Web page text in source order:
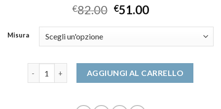
€82.00 €51.00
Misura
AGGIUNGI AL CARRELLO